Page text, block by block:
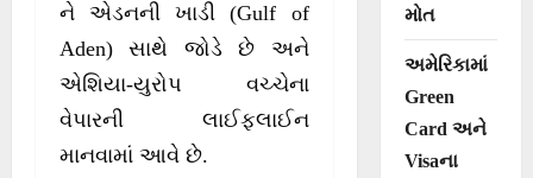
ને એડનની ખાડી (Gulf of
Aden) સાથે જોડે છે અને
એશિયા-યુરોપ વચ્ચેના
વેપારની લાઈફલાઈન
માનવામાં આવે છે.
મોત
અમેરિકામાં
Green
Card અને
Visaના